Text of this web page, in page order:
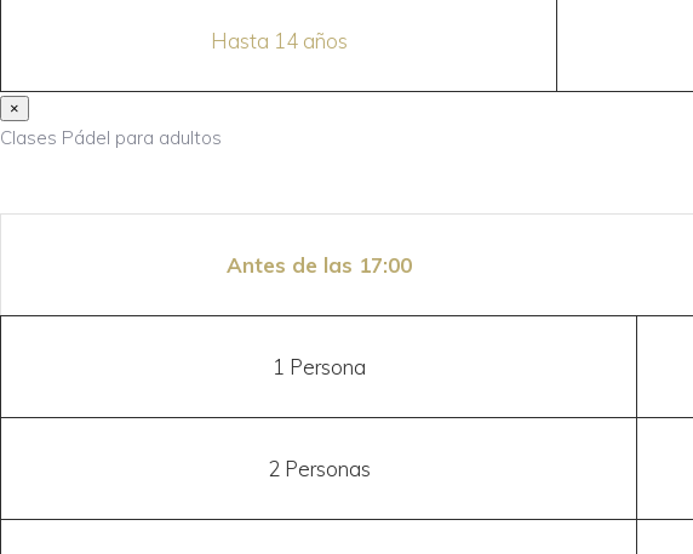
Hasta 14 años
×
Clases Pádel para adultos
Antes de las 17:00
1 Persona
2 Personas